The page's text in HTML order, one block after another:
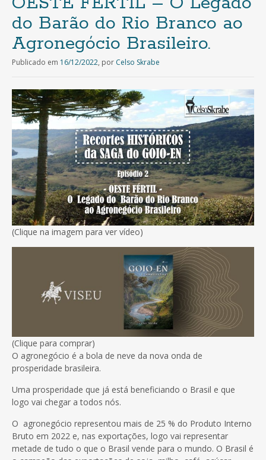
do Barão do Rio Branco ao
Agronegócio Brasileiro.
Publicado em 16/12/2022, por Celso Skrabe
(Clique na imagem para ver vídeo)
(Clique para comprar)
O agronegócio é a bola de neve da nova onda de
prosperidade brasileira.
Uma prosperidade que já está beneficiando o Brasil e que
logo vai chegar a todos nós.
O agronegócio representou mais de 25 % do Produto Interno
Bruto em 2022 e, nas exportações, logo vai representar
metade de tudo o que o Brasil vende para o mundo. O Brasil é